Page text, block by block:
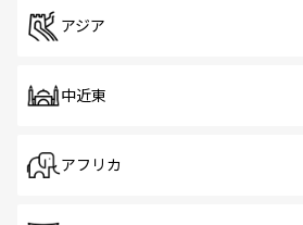
アジア
中近東
アフリカ